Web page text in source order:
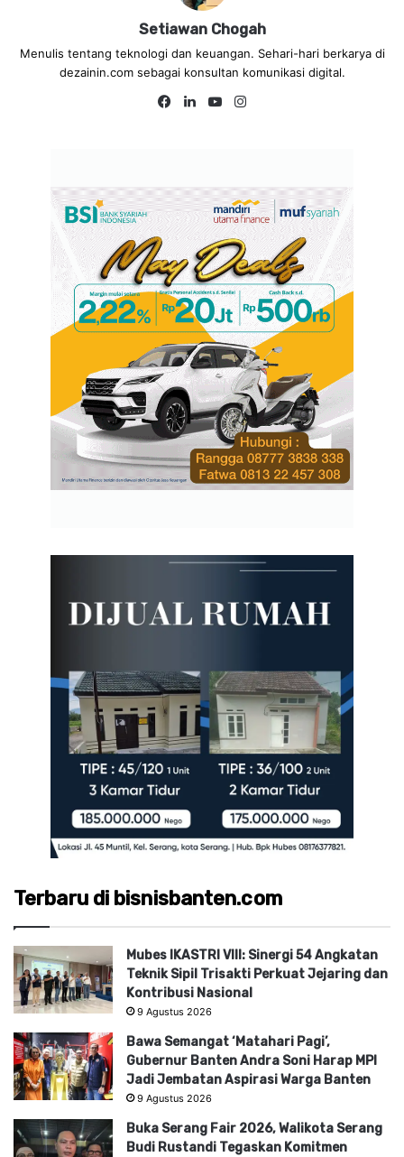
Setiawan Chogah
Menulis tentang teknologi dan keuangan. Sehari-hari berkarya di
dezainin.com sebagai konsultan komunikasi digital.
Fa
Lin
Yo
Terbaru di bisnisbanten.com
Mubes IKASTRI VIII: Sinergi 54 Angkatan
Teknik Sipil Trisakti Perkuat Jejaring dan
Kontribusi Nasional
9 Agustus 2026
Bawa Semangat ‘Matahari Pagi’,
Gubernur Banten Andra Soni Harap MPI
Jadi Jembatan Aspirasi Warga Banten
9 Agustus 2026
Buka Serang Fair 2026, Walikota Serang
Budi Rustandi Tegaskan Komitmen